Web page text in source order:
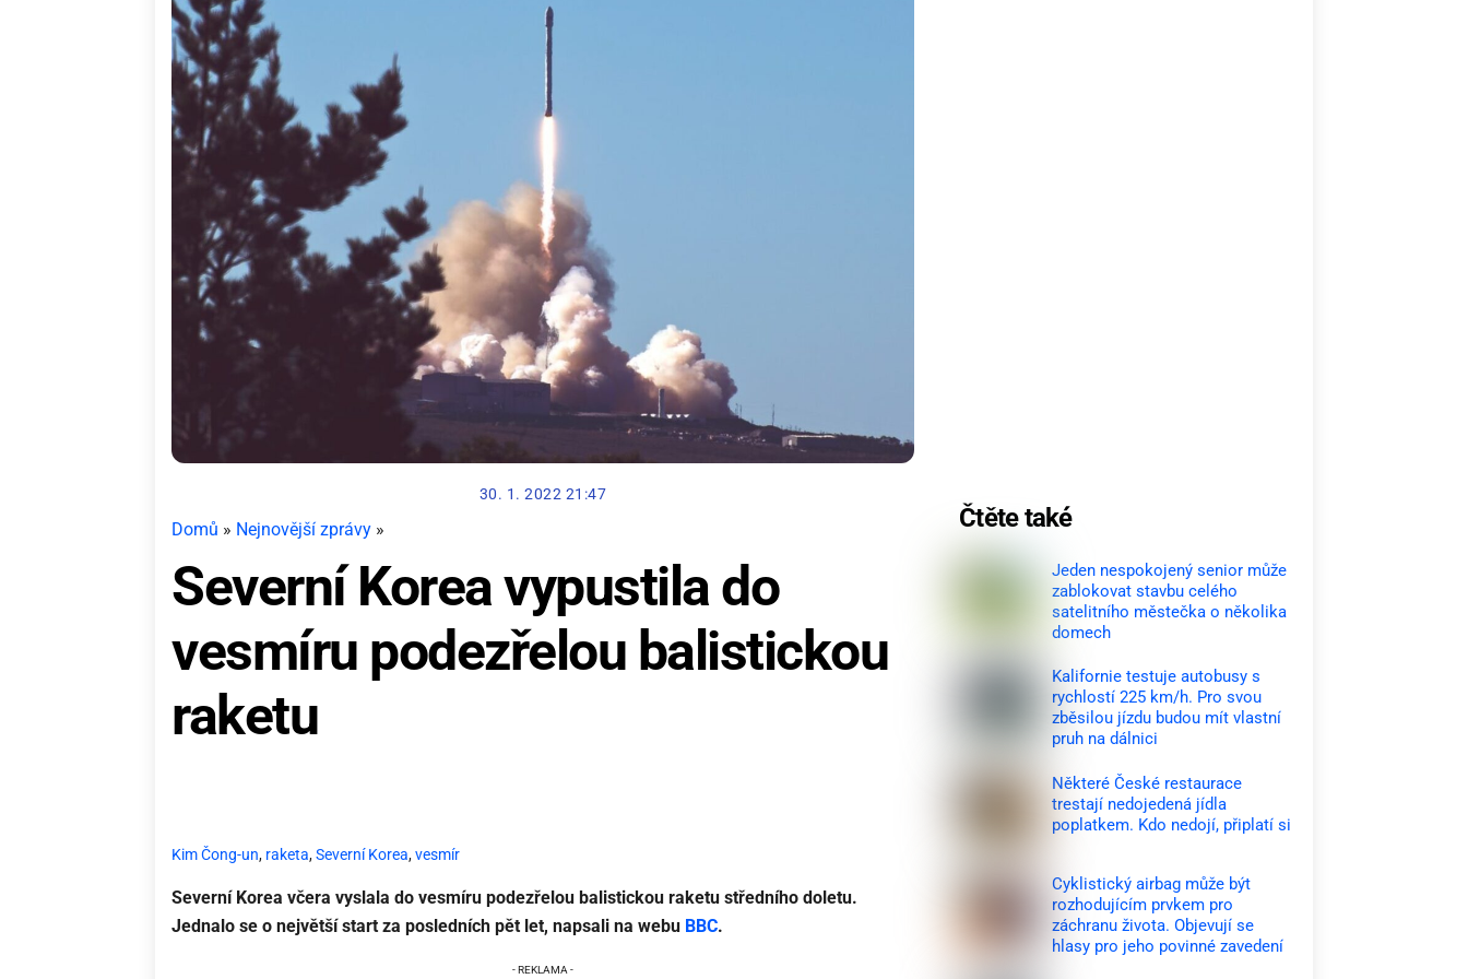
30. 1. 2022 21:47
Domů » Nejnovější zprávy »
Severní Korea vypustila do
vesmíru podezřelou balistickou
raketu
Kim Čong-un, raketa,Severní Korea,vesmír
Severní Korea včera vyslala do vesmíru podezřelou balistickou raketu středního doletu.
Jednalo se o největší start za posledních pět let, napsali na webu BBC.
Čtěte také
Jeden nespokojený senior může
zablokovat stavbu celého
satelitního městečka o několika
domech
Kalifornie testuje autobusy s
rychlostí 225 km/h. Pro svou
zběsilou jízdu budou mít vlastní
pruh na dálnici
Některé České restaurace
trestají nedojedená jídla
poplatkem. Kdo nedojí, připlatí si
Cyklistický airbag může být
rozhodujícím prvkem pro
záchranu života. Objevují se
hlasy pro jeho povinné zavedení